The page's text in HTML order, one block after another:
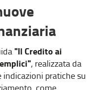
"Il Credito ai
, realizzata da
pratiche su
come